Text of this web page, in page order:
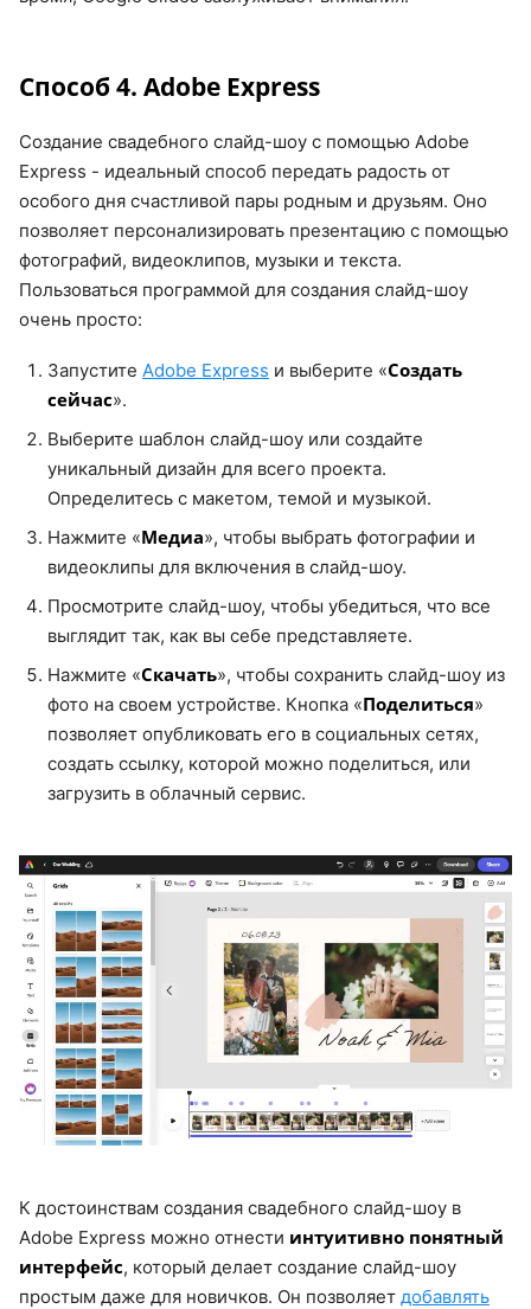
Способ 4. Adobe Express
Создание свадебного слайд-шоу с помощью Adobe
Express - идеальный способ передать радость от
особого дня счастливой пары родным и друзьям. Оно
позволяет персонализировать презентацию с помощью
фотографий, видеоклипов, музыки и текста.
Пользоваться программой для создания слайд-шоу
очень просто:
Запустите Adobe Express и выберите «Создать
сейчас».
Выберите шаблон слайд-шоу или создайте
уникальный дизайн для всего проекта.
Определитесь с макетом, темой и музыкой.
Нажмите «Медиа», чтобы выбрать фотографии и
видеоклипы для включения в слайд-шоу.
Просмотрите слайд-шоу, чтобы убедиться, что все
выглядит так, как вы себе представляете.
Нажмите «Скачать», чтобы сохранить слайд-шоу из
фото на своем устройстве. Кнопка «Поделиться»
позволяет опубликовать его в социальных сетях,
создать ссылку, которой можно поделиться, или
загрузить в облачный сервис.
К достоинствам создания свадебного слайд-шоу в
Adobe Express можно отнести интуитивно понятный
интерфейс, который делает создание слайд-шоу
простым даже для новичков. Он позволяет добавлять